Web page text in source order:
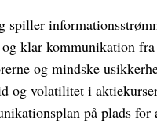
spiller
klar kommunikation
og mindske
og volatilitet i
på plads for